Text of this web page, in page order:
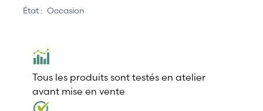
État : Occasion
Tous les produits sont testés en atelier
avant mise en vente